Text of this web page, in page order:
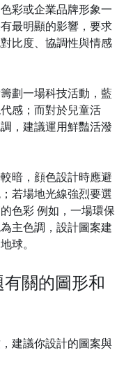
彩或企業品牌形象一
最明顯的影響，要求
比度、協調性與情感
劃一場科技活動，藍
感；而對於兒童活
，建議運用鮮豔活潑
暗，顔色設計時應避
若場地光線強烈要選
色彩 例如，一場環保
主色調，設計圖案建
球。
關的圖形和
建議你設計的圖案與